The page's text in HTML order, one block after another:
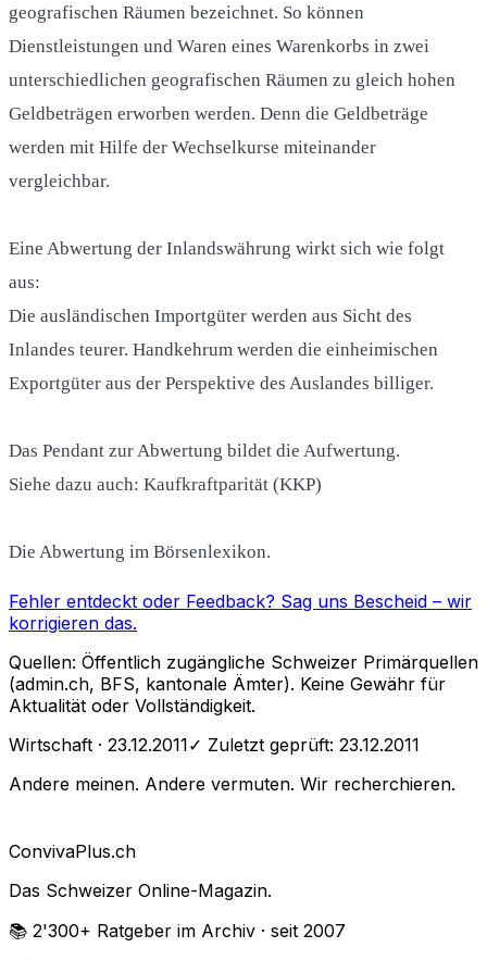
geografischen Räumen bezeichnet. So können
Dienstleistungen und Waren eines Warenkorbs in zwei
unterschiedlichen geografischen Räumen zu gleich hohen
Geldbeträgen erworben werden. Denn die Geldbeträge
werden mit Hilfe der Wechselkurse miteinander
vergleichbar.
Eine Abwertung der Inlandswährung wirkt sich wie folgt
aus:
Die ausländischen Importgüter werden aus Sicht des
Inlandes teurer. Handkehrum werden die einheimischen
Exportgüter aus der Perspektive des Auslandes billiger.
Das Pendant zur Abwertung bildet die Aufwertung.
Siehe dazu auch: Kaufkraftparität (KKP)
Die Abwertung im Börsenlexikon.
Fehler entdeckt oder Feedback? Sag uns Bescheid – wir
korrigieren das.
Quellen: Öffentlich zugängliche Schweizer Primärquellen
(admin.ch, BFS, kantonale Ämter). Keine Gewähr für
Aktualität oder Vollständigkeit.
Wirtschaft · 23.12.2011✓ Zuletzt geprüft: 23.12.2011
Andere meinen. Andere vermuten. Wir recherchieren.
ConvivaPlus.ch
Das Schweizer Online-Magazin.
📚 2'300+ Ratgeber im Archiv · seit 2007